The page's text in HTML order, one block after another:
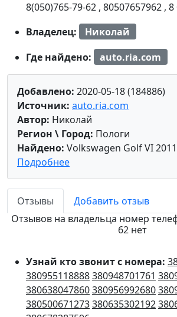
8(050)765-79-62 , 80507657962 , 8
Владелец:
Николай
Где найдено:
auto.ria.com
Добавлено: 2020-05-18 (184886)
Источник: auto.ria.com
Автор: Николай
Регион \ Город: Пологи
Найдено: Volkswagen Golf VI 2011
Подробнее
Отзывы
Добавить отзыв
Отзывов на владельца номер
62 нет
Узнай кто звонит с номера:
380955118888380948701761
380638047860380956992680
380500671273380635302192